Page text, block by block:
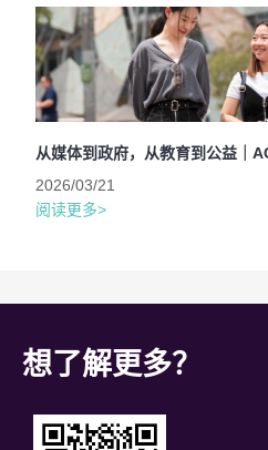
从媒体到政府，从教育到公益｜
2026/03/21
阅读更多>
想了解更多？